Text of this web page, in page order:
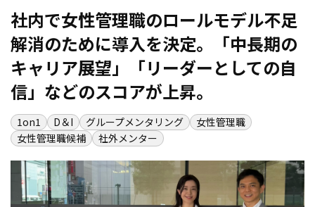
メンター紹介
導入事例 セミナー・イベント
採用情報 お知らせ
会社情報 お問い合わせ
社内で女性管理職のロールモデル不足
解消のために導入を決定。「中長期の
キャリア展望」「リーダーとしての自
信」などのスコアが上昇。
1on1 D＆I グループメンタリング
女性管理職
女性管理職候補
社外メンター